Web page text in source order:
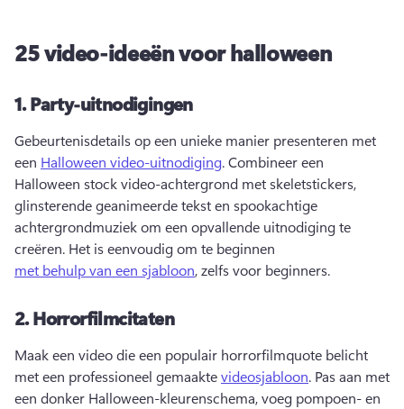
25 video-ideeën voor halloween
1.Party-uitnodigingen
Gebeurtenisdetails op een unieke manier presenteren met
een Halloween video-uitnodiging. Combineer een
Halloween stock video-achtergrond met skeletstickers,
glinsterende geanimeerde tekst en spookachtige
achtergrondmuziek om een opvallende uitnodiging te
creëren. Het is eenvoudig om te beginnen
met behulp van een sjabloon, zelfs voor beginners.
2.Horrorfilmcitaten
Maak een video die een populair horrorfilmquote belicht
met een professioneel gemaakte videosjabloon. Pas aan met
een donker Halloween-kleurenschema, voeg pompoen- en